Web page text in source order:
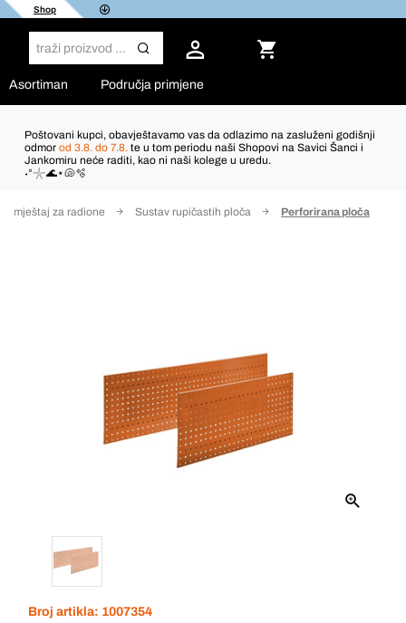
Shop
Asortiman Područja primjene
Poštovani kupci, obavještavamo vas da odlazimo na zasluženi godišnji
odmor od 3.8. do 7.8. te u tom periodu naši Shopovi na Savici Šanci i
Jankomiru neće raditi, kao ni naši kolege u uredu.
˖°𓇼🌊⋆🐚🫧
Namještaj za radione Sustav rupičastih ploča Perforirana ploča
Broj artikla: 1007354